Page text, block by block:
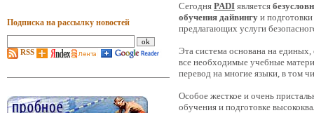
Подписка на рассылку новостей
RSS
Сегодня PADI является
обучения дайвингу и
предлагающих услуги
Эта система основана на
все необходимые учебные
перевод на многие языки, в том
Особое жесткое и очень
обучения и подготовке